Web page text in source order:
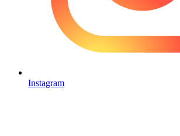
Instagram